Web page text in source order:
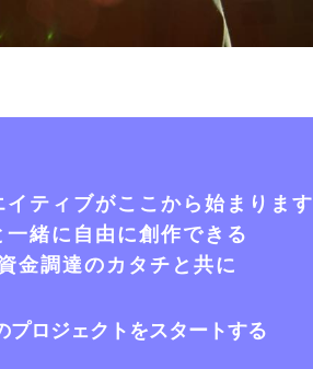
ティブがここから始まります
一緒に自由に創作できる
金調達のカタチと共に
プロジェクトをスタートする